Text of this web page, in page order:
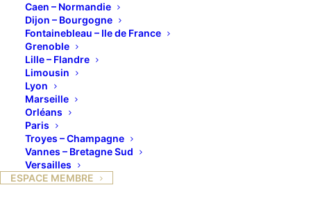
Caen – Normandie
Dijon – Bourgogne
Fontainebleau – Ile de France
Grenoble
Lille – Flandre
Limousin
Lyon
Marseille
Orléans
Paris
Troyes – Champagne
Vannes – Bretagne Sud
Versailles
ESPACE MEMBRE